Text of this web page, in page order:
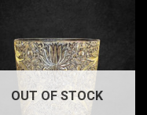
OUT OF STOCK